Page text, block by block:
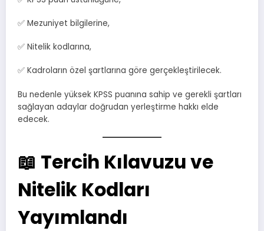
✅ Mezuniyet bilgilerine,
✅ Nitelik kodlarına,
✅ Kadroların özel şartlarına göre gerçekleştirilecek.
Bu nedenle yüksek KPSS puanına sahip ve gerekli şartları
sağlayan adaylar doğrudan yerleştirme hakkı elde
edecek.
📖 Tercih Kılavuzu ve
Nitelik Kodları
Yayımlandı